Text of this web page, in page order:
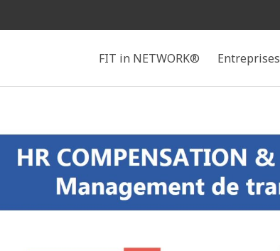
Rechercher
FIT in NETWORK® Entreprises